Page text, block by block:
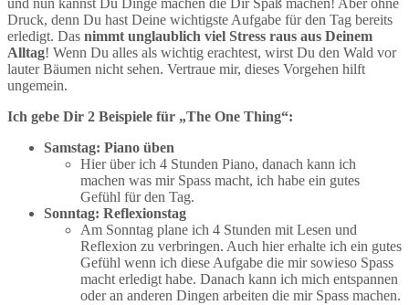
und nun kannst Du Dinge machen die Dir Spaß machen! Aber ohne
Druck, denn Du hast Deine wichtigste Aufgabe für den Tag bereits
erledigt. Das nimmt unglaublich viel Stress raus aus Deinem
Alltag! Wenn Du alles als wichtig erachtest, wirst Du den Wald vor
lauter Bäumen nicht sehen. Vertraue mir, dieses Vorgehen hilft
ungemein.
Ich gebe Dir 2 Beispiele für „The One Thing“:
Samstag: Piano üben
Hier über ich 4 Stunden Piano, danach kann ich
machen was mir Spass macht, ich habe ein gutes
Gefühl für den Tag.
Sonntag: Reflexionstag
Am Sonntag plane ich 4 Stunden mit Lesen und
Reflexion zu verbringen. Auch hier erhalte ich ein gutes
Gefühl wenn ich diese Aufgabe die mir sowieso Spass
macht erledigt habe. Danach kann ich mich entspannen
oder an anderen Dingen arbeiten die mir Spass machen.